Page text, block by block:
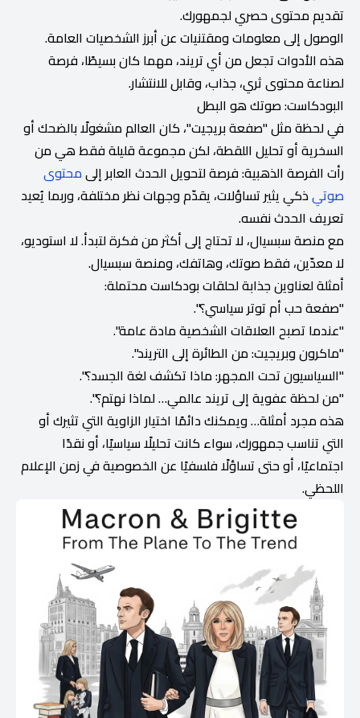
تقديم محتوى حصري لجمهورك.
الوصول إلى معلومات ومقتنيات عن أبرز الشخصيات العامة.
هذه الأدوات تجعل من أي تريند، مهما كان بسيطًا، فرصة
لصناعة محتوى ثري، جذاب، وقابل للانتشار.
البودكاست: صوتك هو البطل
في لحظة مثل "صفعة بريجيت"، كان العالم مشغولًا بالضحك أو
السخرية أو تحليل اللقطة، لكن مجموعة قليلة فقط هي من
رأت الفرصة الذهبية: فرصة لتحويل الحدث العابر إلىمحتوى
صوتيذكي يثير تساؤلات، يقدّم وجهات نظر مختلفة، وربما يُعيد
تعريف الحدث نفسه.
مع منصة سبسيال، لا تحتاج إلى أكثر من فكرة لتبدأ. لا استوديو،
لا معدّين، فقط صوتك، وهاتفك، ومنصة سبسيال.
أمثلة لعناوين جذابة لحلقات بودكاست محتملة:
"صفعة حب أم توتر سياسي؟".
"عندما تصبح العلاقات الشخصية مادة عامة".
"ماكرون وبريجيت: من الطائرة إلى التريند".
"السياسيون تحت المجهر: ماذا تكشف لغة الجسد؟".
"من لحظة عفوية إلى تريند عالمي… لماذا نهتم؟".
هذه مجرد أمثلة… ويمكنك دائمًا اختيار الزاوية التي تثيرك أو
التي تناسب جمهورك، سواء كانت تحليلًا سياسيًا، أو نقدًا
اجتماعيًا، أو حتى تساؤلًا فلسفيًا عن الخصوصية في زمن الإعلام
اللحظي.